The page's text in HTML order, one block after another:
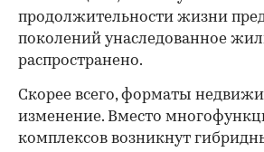
продолжительности жизни
поколений унаследованное
распространено.
Скорее всего, форматы
изменение. Вместо
комплексов возникнут